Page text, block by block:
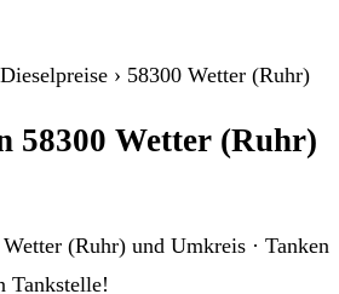
› 58300 Wetter (Ruhr)
58300 Wetter (Ruhr)
(Ruhr) und Umkreis · Tanken
Tankstelle!